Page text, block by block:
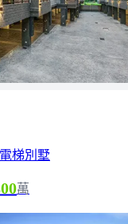
電梯別墅
萬